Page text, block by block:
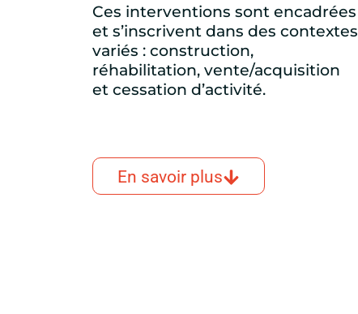
Ces interventions sont encadrées
et s’inscrivent dans des contextes
variés : construction,
réhabilitation, vente/acquisition
et cessation d’activité.
En savoir plus